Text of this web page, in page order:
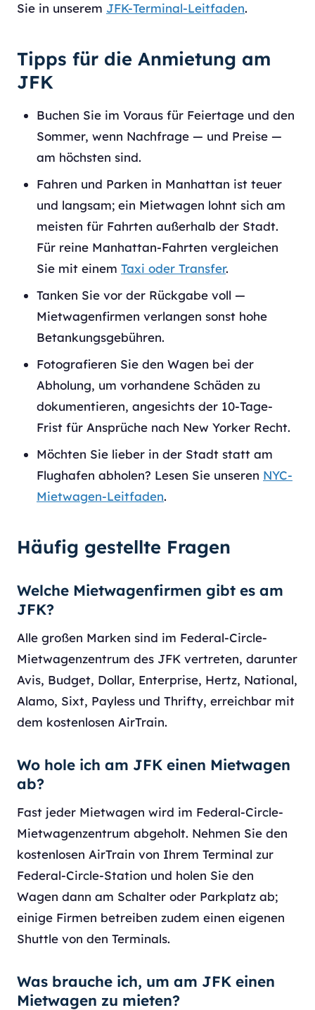
Sie in unserem JFK-Terminal-Leitfaden.
Tipps für die Anmietung am
JFK
Buchen Sie im Voraus für Feiertage und den
Sommer, wenn Nachfrage — und Preise —
am höchsten sind.
Fahren und Parken in Manhattan ist teuer
und langsam; ein Mietwagen lohnt sich am
meisten für Fahrten außerhalb der Stadt.
Für reine Manhattan-Fahrten vergleichen
Sie mit einem Taxi oder Transfer.
Tanken Sie vor der Rückgabe voll —
Mietwagenfirmen verlangen sonst hohe
Betankungsgebühren.
Fotografieren Sie den Wagen bei der
Abholung, um vorhandene Schäden zu
dokumentieren, angesichts der 10-Tage-
Frist für Ansprüche nach New Yorker Recht.
Möchten Sie lieber in der Stadt statt am
Flughafen abholen? Lesen Sie unseren NYC-
Mietwagen-Leitfaden.
Häufig gestellte Fragen
Welche Mietwagenfirmen gibt es am
JFK?
Alle großen Marken sind im Federal-Circle-
Mietwagenzentrum des JFK vertreten, darunter
Avis, Budget, Dollar, Enterprise, Hertz, National,
Alamo, Sixt, Payless und Thrifty, erreichbar mit
dem kostenlosen AirTrain.
Wo hole ich am JFK einen Mietwagen
ab?
Fast jeder Mietwagen wird im Federal-Circle-
Mietwagenzentrum abgeholt. Nehmen Sie den
kostenlosen AirTrain von Ihrem Terminal zur
Federal-Circle-Station und holen Sie den
Wagen dann am Schalter oder Parkplatz ab;
einige Firmen betreiben zudem einen eigenen
Shuttle von den Terminals.
Was brauche ich, um am JFK einen
Mietwagen zu mieten?